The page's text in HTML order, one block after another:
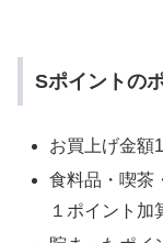
Sポイントの
お買上げ金額
食料品・喫茶
１ポイント加